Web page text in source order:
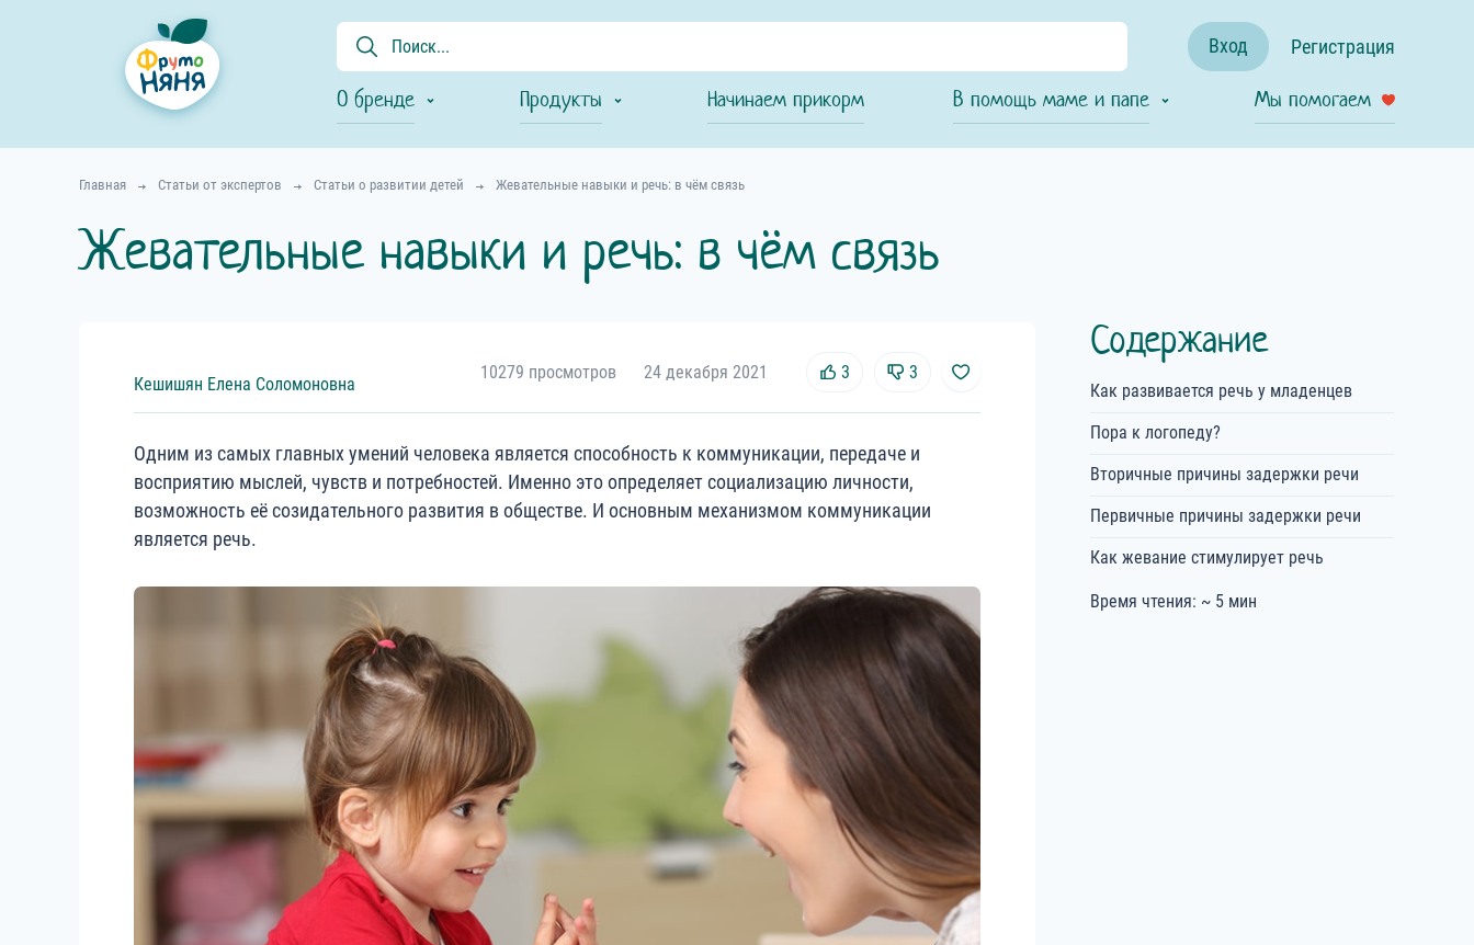
О бренде Продукты Начинаем прикорм В помощь маме и папе Мы помогаем
Регистрация
Вход
Главная Статьи от экспертов Статьи о развитии детей Жевательные навыки и речь: в чём связь
Жевательные навыки и речь: в чём связь
Кешишян Елена Соломоновна
10279 просмотров 24 декабря 2021 3 3
Одним из самых главных умений человека является способность к коммуникации, передаче и
восприятию мыслей, чувств и потребностей. Именно это определяет социализацию личности,
возможность её созидательного развития в обществе. И основным механизмом коммуникации
является речь.
Содержание
Как развивается речь у младенцев
Пора к логопеду?
Вторичные причины задержки речи
Первичные причины задержки речи
Как жевание стимулирует речь
Время чтения: ~ 5 мин